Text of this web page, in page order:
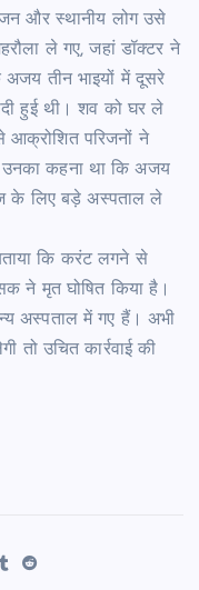
और स्थानीय लोग उसे
ले गए, जहां डॉक्टर ने
तीन भाइयों में दूसरे
हुई थी। शव को घर ले
आक्रोशित परिजनों ने
उनका कहना था कि अजय
के लिए बड़े अस्पताल ले
कि करंट लगने से
ने मृत घोषित किया है।
अस्पताल में गए हैं। अभी
तो उचित कार्रवाई की